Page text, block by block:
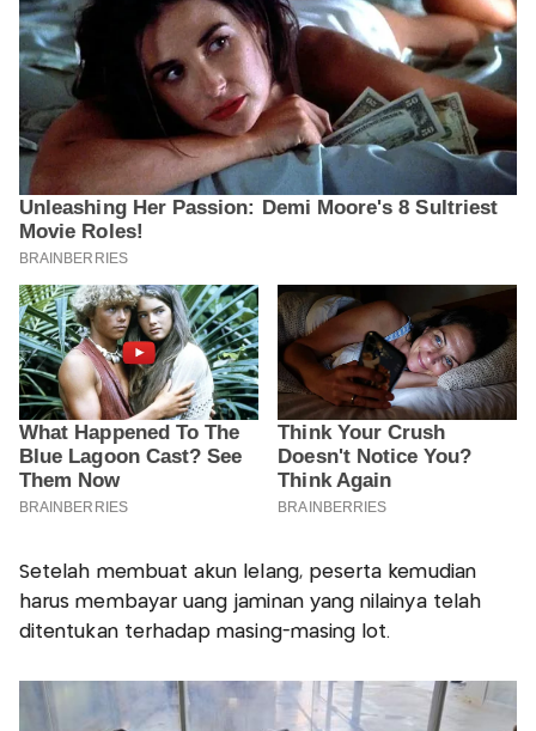
Setelah membuat akun lelang, peserta kemudian
harus membayar uang jaminan yang nilainya telah
ditentukan terhadap masing-masing lot.